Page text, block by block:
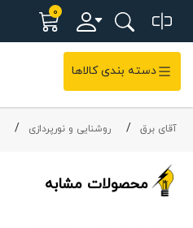
0
دسته بندی کالاها
آقای برق روشنایی و نورپردازی
محصولات مشابه